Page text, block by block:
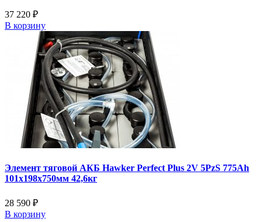
37 220 ₽
В корзину
Элемент тяговой АКБ Hawker Perfect Plus 2V 5PzS 775Ah
101x198x750мм 42,6кг
28 590 ₽
В корзину